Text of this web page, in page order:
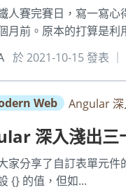
人賽完賽日，寫一寫
月前。原本的打算是
於 2021-10-15 發表
Web Angular 深
深入淺出
家分享了自訂表單元
{} 的值，但如...